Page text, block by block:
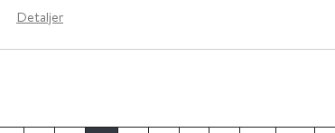
Detaljer